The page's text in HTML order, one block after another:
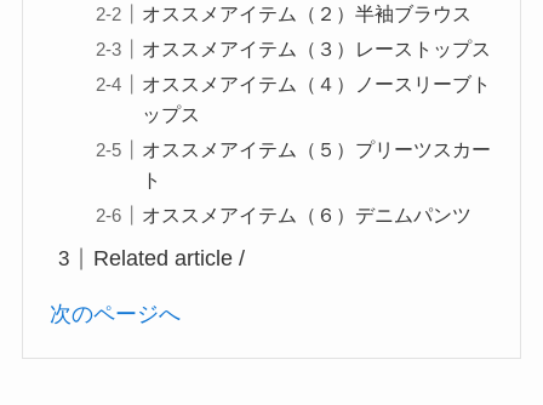
オススメアイテム（２）半袖ブラウス
オススメアイテム（３）レーストップス
オススメアイテム（４）ノースリーブト
ップス
オススメアイテム（５）プリーツスカー
ト
オススメアイテム（６）デニムパンツ
Related article /
次のページへ